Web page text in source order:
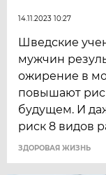
14.11.2023 10:27
Шведские
мужчин
ожирение в
повышают
будущем. И
риск 8 видов
ЗДОРОВАЯ ЖИЗНЬ